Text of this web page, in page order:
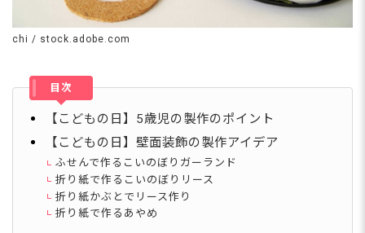
chi / stock.adobe.com
目次
【こどもの日】5歳児の製作のポイント
【こどもの日】壁面装飾の製作アイデア
ふせんで作るこいのぼりガーランド
折り紙で作るこいのぼりリース
折り紙かぶとでリース作り
折り紙で作るあやめ